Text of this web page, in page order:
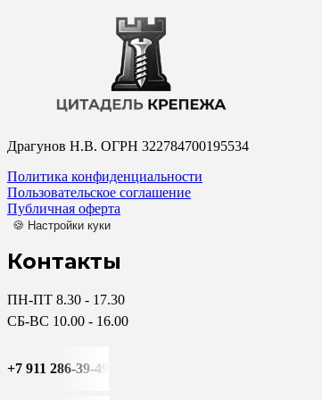
Драгунов Н.В. ОГРН 322784700195534
Политика конфиденциальности
Пользовательское соглашение
Публичная оферта
🍪 Настройки куки
Контакты
ПН-ПТ 8.30 - 17.30
СБ-ВС 10.00 - 16.00
+7 911 286-39-49